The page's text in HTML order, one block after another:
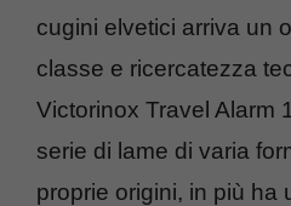
cugini elvetici arriva un
classe e ricercatezza
Victorinox Travel Alarm
serie di lame di varia
proprie origini, in più ha